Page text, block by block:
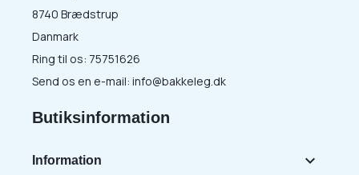
8740 Brædstrup
Danmark
Ring til os: 75751626
Send os en e-mail: info@bakkeleg.dk
Butiksinformation
Information 